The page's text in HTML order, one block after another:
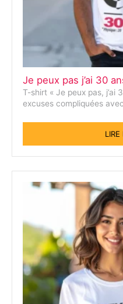
Je peux pas j’ai 30
T-shirt « Je peux pas, j’ai
excuses compliquées